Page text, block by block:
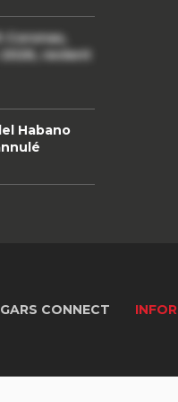
Coronas,
2026, revient
Habano
CONNECT